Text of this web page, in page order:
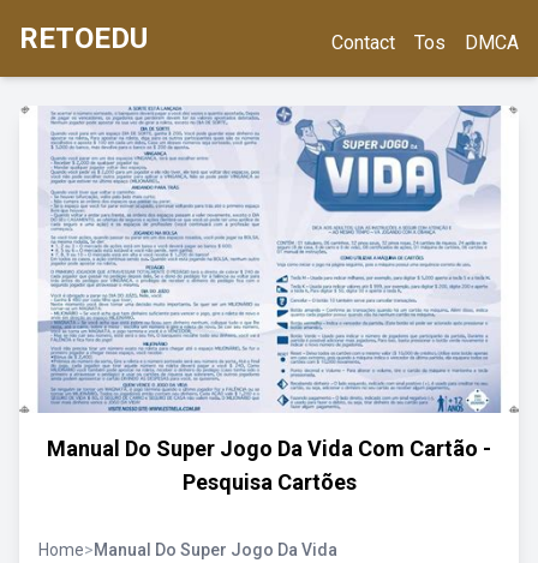
RETOEDU Contact Tos DMCA
Manual Do Super Jogo Da Vida Com Cartão -
Pesquisa Cartões
Home>Manual Do Super Jogo Da Vida